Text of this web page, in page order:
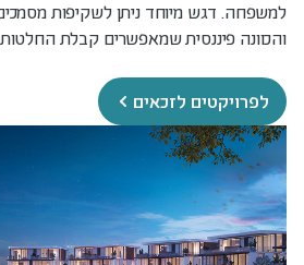
למשפחה. דגש מיוחד ניתן לשקיפות
והכוונה פיננסית שמאפשרים קבלת החלטות
לפרויקטים לזכאים